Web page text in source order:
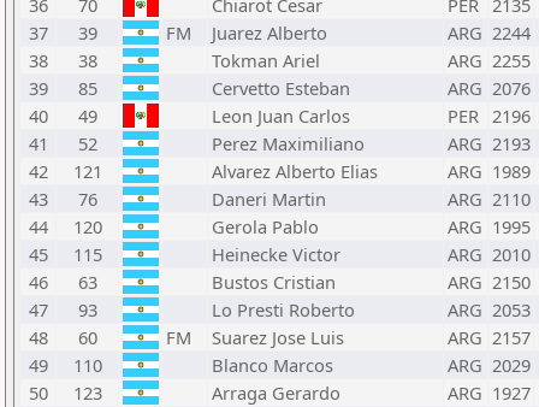
36
70 Chiarot Cesar PER 2135
37
39 FM Juarez Alberto ARG 2244
38
38 Tokman Ariel ARG 2255
39
85 Cervetto Esteban ARG 2076
40
49 Leon Juan Carlos PER 2196
41
52 Perez Maximiliano ARG 2193
42
121 Alvarez Alberto Elias ARG 1989
43
76 Daneri Martin ARG 2110
44
120 Gerola Pablo ARG 1995
45
115 Heinecke Victor ARG 2010
46
63 Bustos Cristian ARG 2150
47
93 Lo Presti Roberto ARG 2053
48
60 FM Suarez Jose Luis ARG 2157
49
110 Blanco Marcos ARG 2029
50
123 Arraga Gerardo ARG 1927